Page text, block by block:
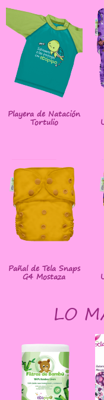
Playera de Natación
Tortulio
Pañal de Tela Snaps
G4 Mostaza
LO